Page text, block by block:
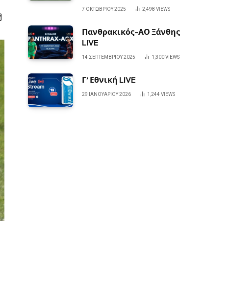
7 ΟΚΤΩΒΡΊΟΥ 2025 2,498 VIEWS
Πανθρακικός-ΑΟ Ξάνθης
LIVE
14 ΣΕΠΤΕΜΒΡΊΟΥ 2025 1,300VIEWS
Γ’ Εθνική LIVE
29 ΙΑΝΟΥΑΡΊΟΥ 2026 1,244 VIEWS